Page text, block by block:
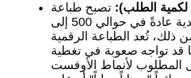
لكمية الطلب): تصبح طباعة
الأوفست اقتصادية عادةً في حوالي 500 إلى
من ذلك، تُعد الطباعة الرقمية
قد تواجه صعوبة في تغطية